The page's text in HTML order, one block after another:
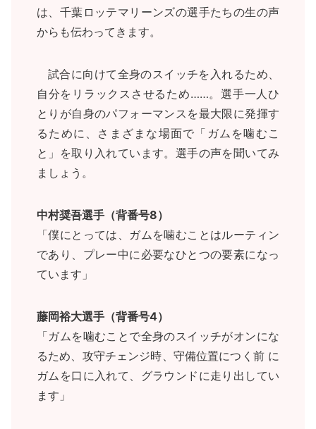
は、千葉ロッテマリーンズの選手たちの生の声
からも伝わってきます。
試合に向けて全身のスイッチを入れるため、
自分をリラックスさせるため……。選手一人ひ
とりが自身のパフォーマンスを最大限に発揮す
るために、さまざまな場面で「ガムを噛むこ
と」を取り入れています。選手の声を聞いてみ
ましょう。
中村奨吾選手（背番号8）
「僕にとっては、ガムを噛むことはルーティン
であり、プレー中に必要なひとつの要素になっ
ています」
藤岡裕大選手（背番号4）
「ガムを噛むことで全身のスイッチがオンにな
るため、攻守チェンジ時、守備位置につく前 に
ガムを口に入れて、グラウンドに走り出してい
ます」